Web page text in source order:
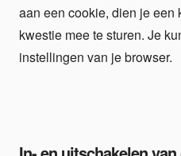
aan een cookie, dien je een
kwestie mee te sturen. Je
instellingen van je browser.